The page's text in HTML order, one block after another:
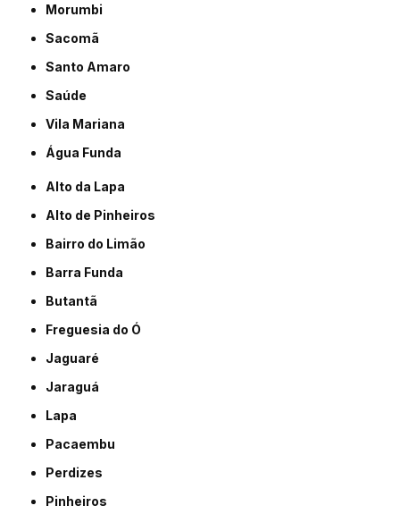
Morumbi
Sacomã
Santo Amaro
Saúde
Vila Mariana
Água Funda
Alto da Lapa
Alto de Pinheiros
Bairro do Limão
Barra Funda
Butantã
Freguesia do Ó
Jaguaré
Jaraguá
Lapa
Pacaembu
Perdizes
Pinheiros